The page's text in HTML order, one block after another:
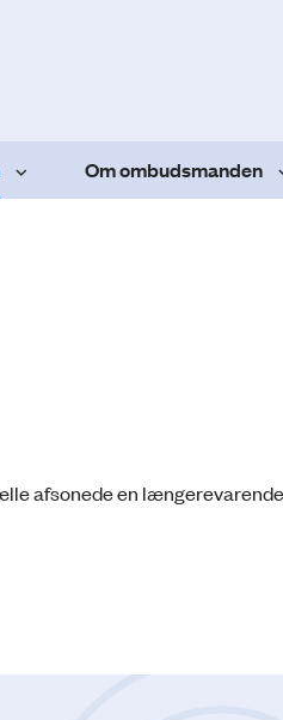
Om ombudsmanden
afsonede en